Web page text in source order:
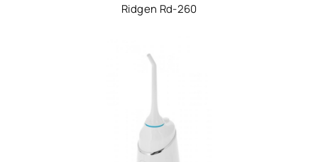
Ridgen Rd-260